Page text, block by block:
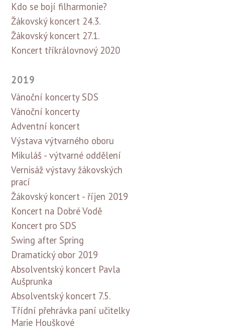
Kdo se bojí filharmonie?
Žákovský koncert 24.3.
Žákovský koncert 27.1.
Koncert tříkrálovnový 2020
2019
Vánoční koncerty SDS
Vánoční koncerty
Adventní koncert
Výstava výtvarného oboru
Mikuláš - výtvarné oddělení
Vernisáž výstavy žákovských
prací
Žákovský koncert - říjen 2019
Koncert na Dobré Vodě
Koncert pro SDS
Swing after Spring
Dramatický obor 2019
Absolventský koncert Pavla
Aušprunka
Absolventský koncert 7.5.
Třídní přehrávka paní učitelky
Marie Houškové